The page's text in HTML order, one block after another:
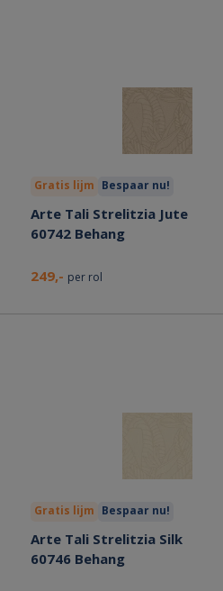
Gratis lijm Bespaar nu!
Arte Tali Strelitzia Jute
60742 Behang
249,- per rol
Gratis lijm Bespaar nu!
Arte Tali Strelitzia Silk
60746 Behang